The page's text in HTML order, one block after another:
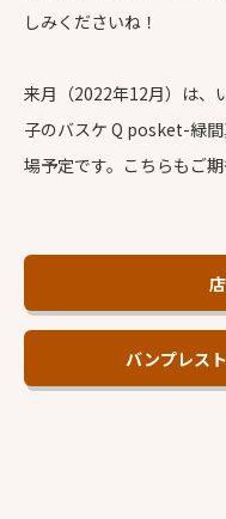
しみくださいね！
来月（2022年12月）は、
子のバスケ Q posket-緑
場予定です。こちらもご期
バンプレス